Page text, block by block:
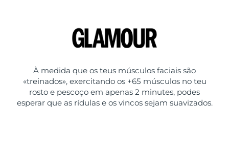
À medida que os teus músculos faciais são
«treinados», exercitando os +65 músculos no teu
rosto e pescoço em apenas 2 minutes, podes
esperar que as rídulas e os vincos sejam suavizados.